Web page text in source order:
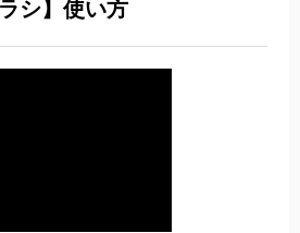
シ】使い方